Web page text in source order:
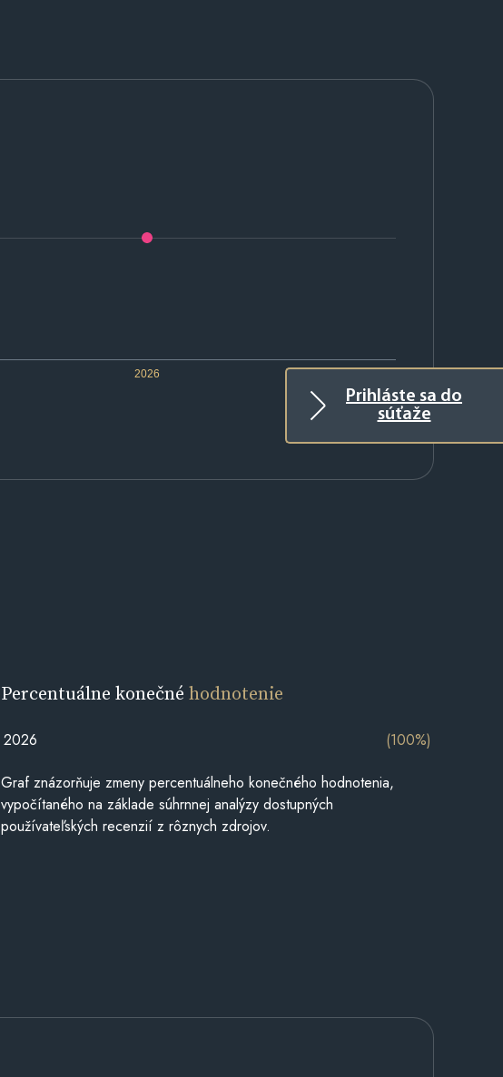
Prihláste sa do
súťaže
2026
Percentuálne konečnéhodnotenie
2026 (100%)
Graf znázorňuje zmeny percentuálneho konečného hodnotenia,
vypočítaného na základe súhrnnej analýzy dostupných
používateľských recenzií z rôznych zdrojov.